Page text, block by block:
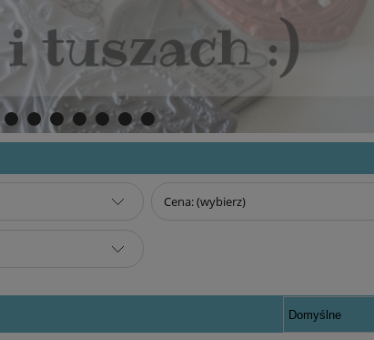
Cena: (wybierz)